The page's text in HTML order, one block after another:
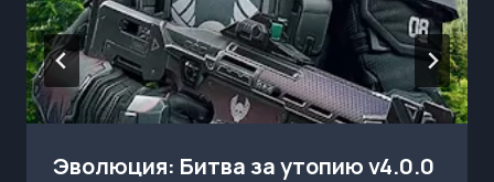
Эволюция: Битва за утопию v4.0.0